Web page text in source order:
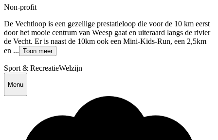
Non-profit
De Vechtloop is een gezellige prestatieloop die voor de 10 km eerst
door het mooie centrum van Weesp gaat en uiteraard langs de rivier
de Vecht. Er is naast de 10km ook een Mini-Kids-Run, een 2,5km
en ... Toon meer
Sport & RecreatieWelzijn
Menu